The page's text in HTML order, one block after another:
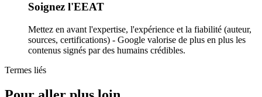
Soignez l'EEAT
Mettez en avant l'expertise, l'expérience et la fiabilité (auteur,
sources, certifications) - Google valorise de plus en plus les
contenus signés par des humains crédibles.
Termes liés